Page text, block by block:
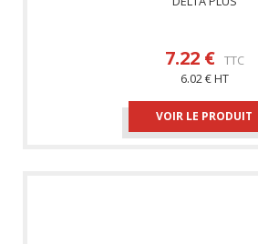
7.22 € TTC
6.02 € HT
VOIR LE PRODUIT